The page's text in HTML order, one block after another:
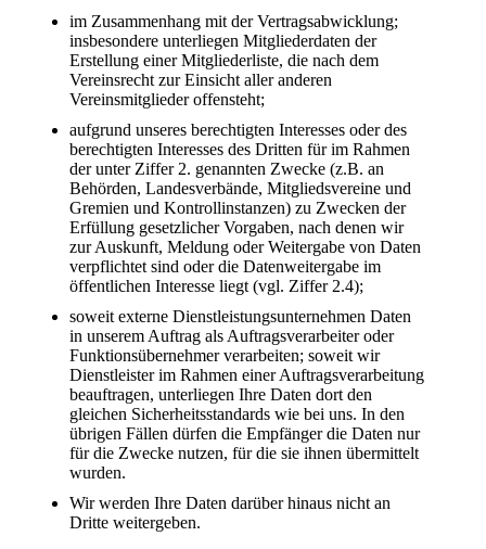
im Zusammenhang mit der Vertragsabwicklung;
insbesondere unterliegen Mitgliederdaten der
Erstellung einer Mitgliederliste, die nach dem
Vereinsrecht zur Einsicht aller anderen
Vereinsmitglieder offensteht;
aufgrund unseres berechtigten Interesses oder des
berechtigten Interesses des Dritten für im Rahmen
der unter Ziffer 2. genannten Zwecke (z.B. an
Behörden, Landesverbände, Mitgliedsvereine und
Gremien und Kontrollinstanzen) zu Zwecken der
Erfüllung gesetzlicher Vorgaben, nach denen wir
zur Auskunft, Meldung oder Weitergabe von Daten
verpflichtet sind oder die Datenweitergabe im
öffentlichen Interesse liegt (vgl. Ziffer 2.4);
soweit externe Dienstleistungsunternehmen Daten
in unserem Auftrag als Auftragsverarbeiter oder
Funktionsübernehmer verarbeiten; soweit wir
Dienstleister im Rahmen einer Auftragsverarbeitung
beauftragen, unterliegen Ihre Daten dort den
gleichen Sicherheitsstandards wie bei uns. In den
übrigen Fällen dürfen die Empfänger die Daten nur
für die Zwecke nutzen, für die sie ihnen übermittelt
wurden.
Wir werden Ihre Daten darüber hinaus nicht an
Dritte weitergeben.